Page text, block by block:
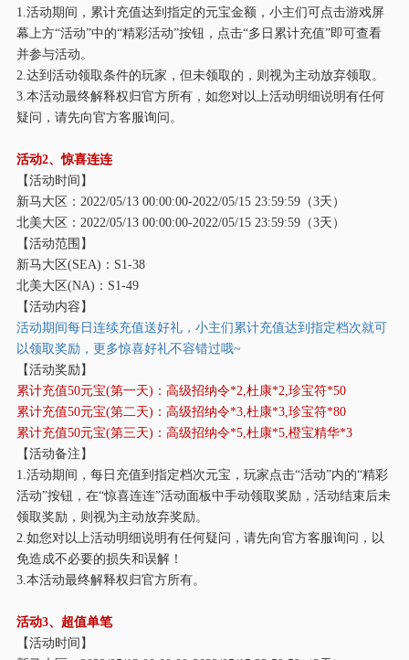
1.活动期间，累计充值达到指定的元宝金额，小主们可点击游戏屏
幕上方“活动”中的“精彩活动”按钮，点击“多日累计充值”即可查看
并参与活动。
2.达到活动领取条件的玩家，但未领取的，则视为主动放弃领取。
3.本活动最终解释权归官方所有，如您对以上活动明细说明有任何
疑问，请先向官方客服询问。
活动2、惊喜连连
【活动时间】
新马大区： 2022/05/13 00:00:00-2022/05/15 23:59:59（3天）
北美大区： 2022/05/13 00:00:00-2022/05/15 23:59:59（3天）
【活动范围】
新马大区(SEA)：S1-38
北美大区(NA)：S1-49
【活动内容】
活动期间每日连续充值送好礼，小主们累计充值达到指定档次就可
以领取奖励，更多惊喜好礼不容错过哦~
【活动奖励】
累计充值50元宝(第一天)：高级招纳令*2,杜康*2,珍宝符*50
累计充值50元宝(第二天)：高级招纳令*3,杜康*3,珍宝符*80
累计充值50元宝(第三天)：高级招纳令*5,杜康*5,橙宝精华*3
【活动备注】
1.活动期间，每日充值到指定档次元宝，玩家点击“活动”内的“精彩
活动”按钮，在“惊喜连连”活动面板中手动领取奖励，活动结束后未
领取奖励，则视为主动放弃奖励。
2.如您对以上活动明细说明有任何疑问，请先向官方客服询问，以
免造成不必要的损失和误解！
3.本活动最终解释权归官方所有。
活动3、超值单笔
【活动时间】